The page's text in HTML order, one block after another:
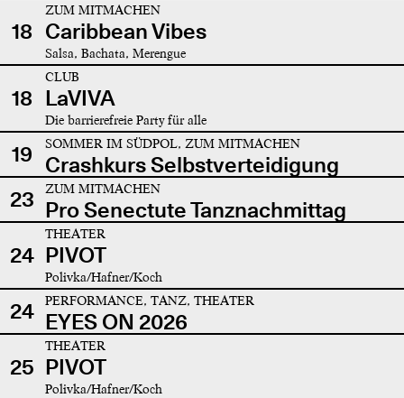
18
ZUM MITMACHEN
Caribbean Vibes
Salsa, Bachata, Merengue
18
CLUB
LaVIVA
Die barrierefreie Party für alle
19 SOMMER IM SÜDPOL, ZUM MITMACHEN
Crashkurs Selbstverteidigung
23
ZUM MITMACHEN
Pro Senectute Tanznachmittag
24
THEATER
PIVOT
Polivka/Hafner/Koch
24 PERFORMANCE, TANZ, THEATER
EYES ON 2026
25
THEATER
PIVOT
Polivka/Hafner/Koch